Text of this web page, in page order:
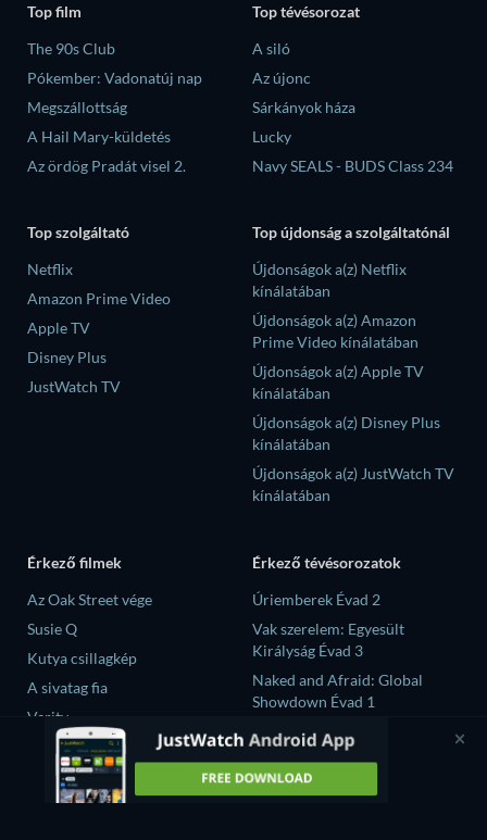
Top film
The 90s Club
Pókember: Vadonatúj nap
Megszállottság
A Hail Mary-küldetés
Az ördög Pradát visel 2.
Top tévésorozat
A siló
Az újonc
Sárkányok háza
Lucky
Navy SEALS - BUDS Class 234
Top szolgáltató
Netflix
Amazon Prime Video
Apple TV
Disney Plus
JustWatch TV
Top újdonság a szolgáltatónál
Újdonságok a(z) Netflix
kínálatában
Újdonságok a(z) Amazon
Prime Video kínálatában
Újdonságok a(z) Apple TV
kínálatában
Újdonságok a(z) Disney Plus
kínálatában
Újdonságok a(z) JustWatch TV
kínálatában
Érkező filmek
Az Oak Street vége
Susie Q
Kutya csillagkép
A sivatag fia
Verity
Érkező tévésorozatok
Úriemberek Évad 2
Vak szerelem: Egyesült
Királyság Évad 3
Naked and Afraid: Global
Showdown Évad 1
Mourinho Évad 1
GTO (2026) Évad 1